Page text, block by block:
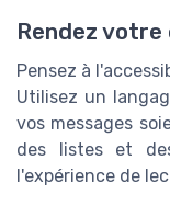
Rendez
Pensez à
Utilisez un
vos messages
des listes et
l'expérience de